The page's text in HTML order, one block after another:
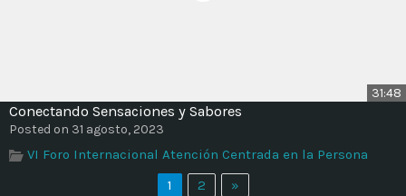
31:48
Conectando Sensaciones y Sabores
Posted on 31 agosto, 2023
VI Foro Internacional Atención Centrada en la Persona
1
2
»